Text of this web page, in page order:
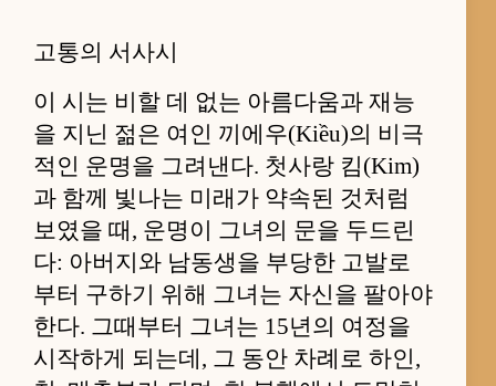
고통의 서사시
이 시는 비할 데 없는 아름다움과 재능
을 지닌 젊은 여인 끼에우(Kiều)의 비극
적인 운명을 그려낸다. 첫사랑 킴(Kim)
과 함께 빛나는 미래가 약속된 것처럼
보였을 때, 운명이 그녀의 문을 두드린
다: 아버지와 남동생을 부당한 고발로
부터 구하기 위해 그녀는 자신을 팔아야
한다. 그때부터 그녀는 15년의 여정을
시작하게 되는데, 그 동안 차례로 하인,